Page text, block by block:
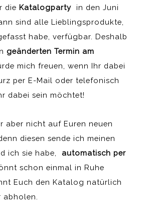
die Katalogparty in den Juni
sind alle Lieblingsprodukte,
habe, verfügbar. Deshalb
geänderten Termin am
mich freuen, wenn Ihr dabei
per E-Mail oder telefonisch
dabei sein möchtet!
aber nicht auf Euren neuen
diesen sende ich meinen
ich sie habe, automatisch per
schon einmal in Ruhe
Euch den Katalog natürlich